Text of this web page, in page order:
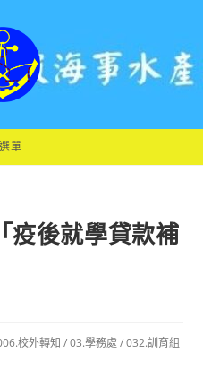
選單
疫後就學貸款補
校外轉知 / 03.學務處 / 032.訓育組